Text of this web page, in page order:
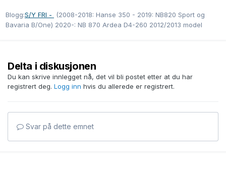
Blogg:S/Y FRI -
(2008-2018: Hanse 350 - 2019: NB820 Sport og
Bavaria B/One) 2020-: NB 870 Ardea D4-260 2012/2013 model
Delta i diskusjonen
Du kan skrive innlegget nå, det vil bli postet etter at du har
registrert deg. Logg inn hvis du allerede er registrert.
Svar på dette emnet